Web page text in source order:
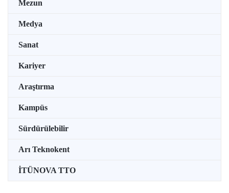
Mezun
Medya
Sanat
Kariyer
Araştırma
Kampüs
Sürdürülebilir
Arı Teknokent
İTÜNOVA TTO